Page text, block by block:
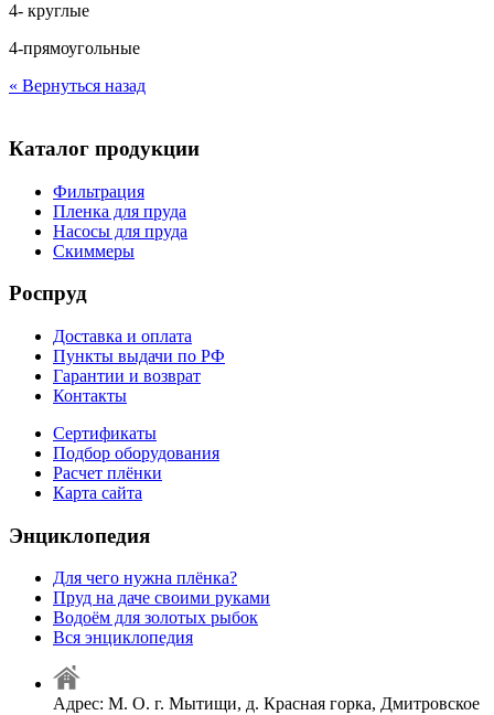
4- круглые
4-прямоугольные
« Вернуться назад
Каталог продукции
Фильтрация
Пленка для пруда
Насосы для пруда
Скиммеры
Роспруд
Доставка и оплата
Пункты выдачи по РФ
Гарантии и возврат
Контакты
Сертификаты
Подбор оборудования
Расчет плёнки
Карта сайта
Энциклопедия
Для чего нужна плёнка?
Пруд на даче своими руками
Водоём для золотых рыбок
Вся энциклопедия
Адрес: М. О. г. Мытищи, д. Красная горка, Дмитровское